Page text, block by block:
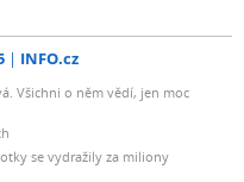
INFO.cz
Všichni o něm vědí, jen moc
se vydražily za miliony